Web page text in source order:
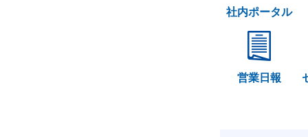
社内ポータル
営業日報